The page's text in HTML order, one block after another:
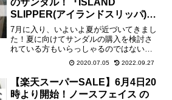
のサンダル！『ISLAND
SLIPPER(アイランドスリッパ)』
のPT203のレビュー！
7月に入り、いよいよ夏が近づいてきまし
た！夏に向けてサンダルの購入を検討さ
れている方もいらっしゃるのではないで
しょうか？私も今年はサンダルを購入し
ようと考えていて、ハワイ初のブランド
の『ISLAND SLIPPER(アイランドスリッ
パ)』を...
2020.07.05 2022.09.27
【楽天スーパーSALE】6月4日20
時より開始！ノースフェイス の